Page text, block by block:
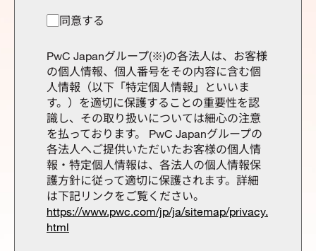
同意する
PwC Japanグループ(※)の各法人は、お客様
の個人情報、個人番号をその内容に含む個
人情報（以下「特定個人情報」といいま
す。）を適切に保護することの重要性を認
識し、その取り扱いについては細心の注意
を払っております。 PwC Japanグループの
各法人へご提供いただいたお客様の個人情
報・特定個人情報は、各法人の個人情報保
護方針に従って適切に保護されます。詳細
は下記リンクをご覧ください。
https://www.pwc.com/jp/ja/sitemap/privacy.
html